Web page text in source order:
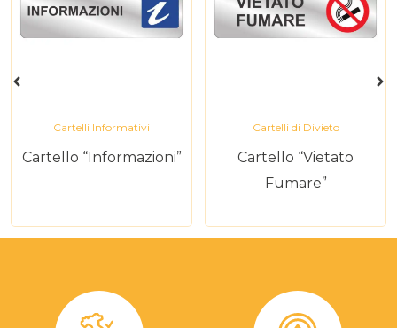
Cartelli Informativi
Cartello “Informazioni”
Cartelli di Divieto
Cartello “Vietato
Fumare”